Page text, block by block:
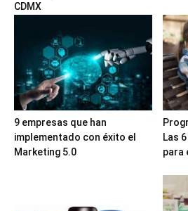
CDMX
9 empresas que han
implementado con éxito el
Marketing 5.0
Las
para